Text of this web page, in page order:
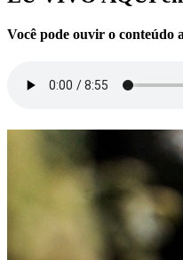
Você pode ouvir o conteúdo